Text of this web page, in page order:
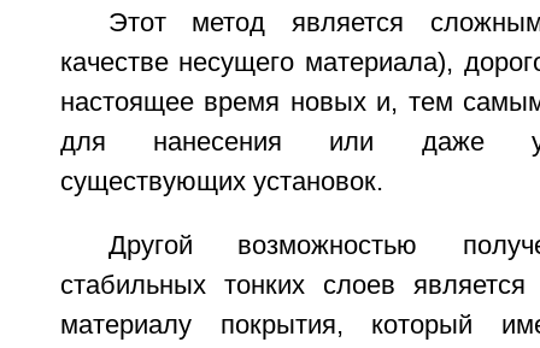
Этот метод является
качестве несущего материала),
настоящее время новых и, тем
для нанесения или даже
существующих установок.
Другой возможностью
стабильных тонких слоев
материалу покрытия, который